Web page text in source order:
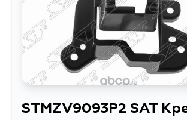
STMZV9093P2 SAT